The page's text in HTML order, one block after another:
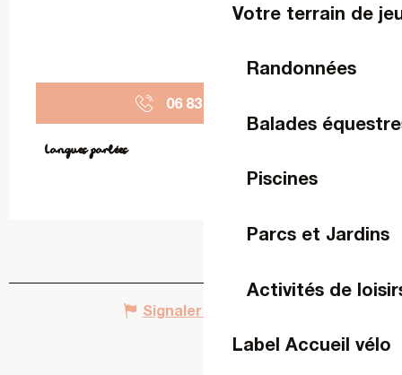
Votre terrain de
Randonnées
Balades
Piscines
Parcs et Jardins
Activités de
Label Accueil vélo
06 83 70 43
Langues parlées
Langues parlées
Signaler une erreur